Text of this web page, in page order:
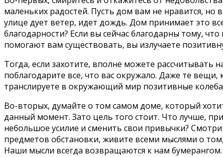
маленьких радостей. Пусть дом вам не нравится,
улице дует ветер, идет дождь. Дом принимает это
благодарности? Если вы сейчас благодарны тому,
помогают вам существовать, вы излучаете
Тогда, если захотите, вполне можете рассчитывать
поблагодарите все, что вас окружало. Даже те
транслируете в окружающий мир позитивные
Во-вторых, думайте о том самом доме, который
данный момент. Зато цель того стоит. Что лучше,
небольшое усилие и сменить свои привычки?
предметов обстановки, живите всеми мыслями о
Наши мысли всегда возвращаются к нам бумерангом.